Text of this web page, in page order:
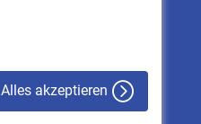
Alles akzeptieren